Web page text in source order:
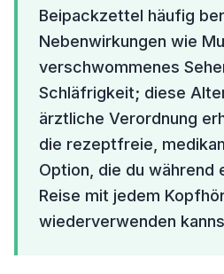
Beipackzettel häufig
Nebenwirkungen wie
verschwommenes
Schläfrigkeit; diese
ärztliche Verordnung
die rezeptfreie,
Option, die du während
Reise mit jedem
wiederverwenden